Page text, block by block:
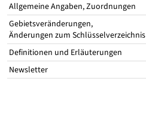
Allgemeine Angaben, Zuordnungen
Gebietsveränderungen,
Änderungen zum Schlüsselverzeichnis
Definitionen und Erläuterungen
Newsletter